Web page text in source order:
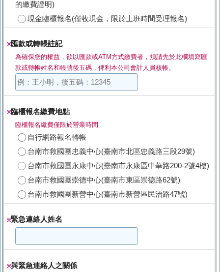
的繳費證明)
現金臨櫃報名(僅收現金，限於上班時間受理報名)
※匯款或轉帳註記
為確保您的權益，欲以匯款或ATM方式繳費者，煩請先於此欄填寫匯
款或轉帳姓名和帳號後五碼，俾利本公司會計人員核帳。
※臨櫃報名繳費地點
臨櫃報名繳費僅限於營業時間
自行網路報名轉帳
台南市救國團忠義中心(臺南市北區忠義路三段29號)
台南市救國團永康中心(臺南市永康區中華路200-2號4樓)
台南市救國團崇德中心(臺南市東區崇德路62號)
台南市救國團新營中心(臺南市新營區民治路47號)
※緊急連絡人姓名
※與緊急連絡人之關係